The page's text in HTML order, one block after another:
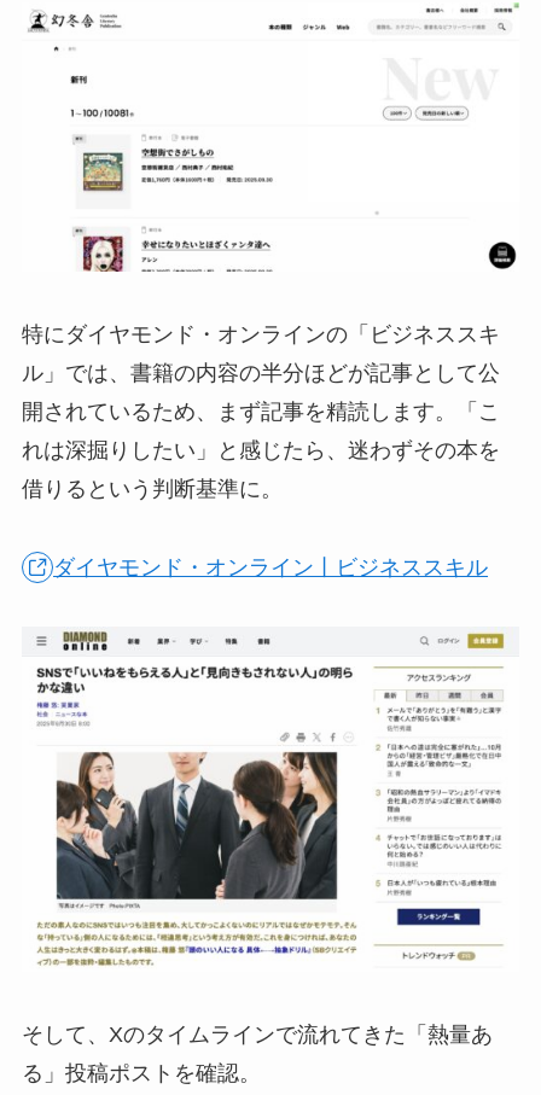
特にダイヤモンド・オンラインの「ビジネススキ
ル」では、書籍の内容の半分ほどが記事として公
開されているため、まず記事を精読します。「こ
れは深掘りしたい」と感じたら、迷わずその本を
借りるという判断基準に。
ダイヤモンド・オンライン丨ビジネススキル
そして、Xのタイムラインで流れてきた「熱量あ
る」投稿ポストを確認。